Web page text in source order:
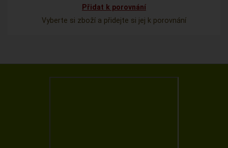
Přidat k porovnání
Vyberte si zboží a přidejte si jej k porovnání